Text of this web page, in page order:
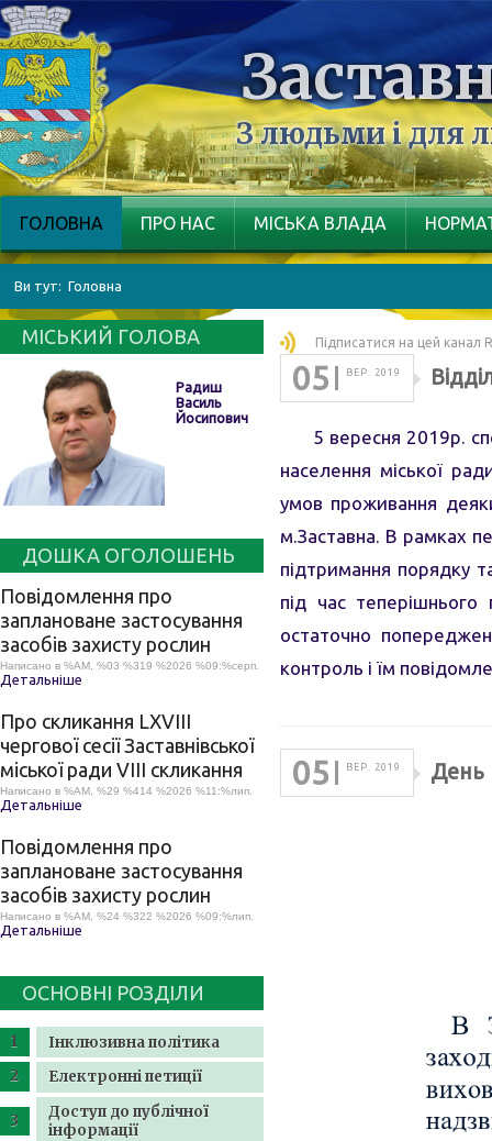
З людьми і для
ГОЛОВНА ПРО НАС МІСЬКА ВЛАДА
Ви тут: Головна
МІСЬКИЙ ГОЛОВА
Радиш
Василь
Йосипович
ДОШКА ОГОЛОШЕНЬ
Повідомлення про
заплановане застосування
засобів захисту рослин
Написано в %AM, %03 %319 %2026 %09:%серп.
Детальніше
Про скликання LХVІІІ
чергової сесії Заставнівської
міської ради VIII скликання
Написано в %AM, %29 %414 %2026 %11:%лип.
Детальніше
Повідомлення про
заплановане застосування
засобів захисту рослин
Написано в %AM, %24 %322 %2026 %09:%лип.
Детальніше
ОСНОВНІ РОЗДІЛИ
Інклюзивна політика
Електронні петиції
Доступ до публічної
інформації
Підписатися на цей канал
05 ВЕР. 2019
5 вересня 2019р.
населення міської
умов проживання
м.Заставна. В рамках
підтримання порядку
під час
остаточно
контроль і їм
05 ВЕР. 2019 День